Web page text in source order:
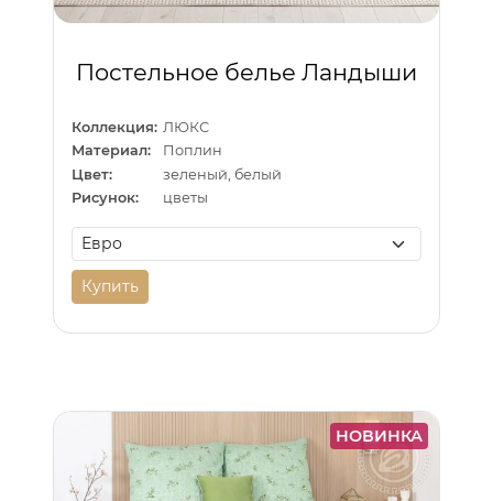
Постельное белье Ландыши
Коллекция: ЛЮКС
Материал:
Поплин
Цвет:
зеленый, белый
Рисунок:
цветы
Купить
НОВИНКА